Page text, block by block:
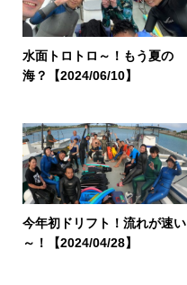
水面トロトロ～！もう夏の
海？【2024/06/10】
今年初ドリフト！流れが速い
～！【2024/04/28】